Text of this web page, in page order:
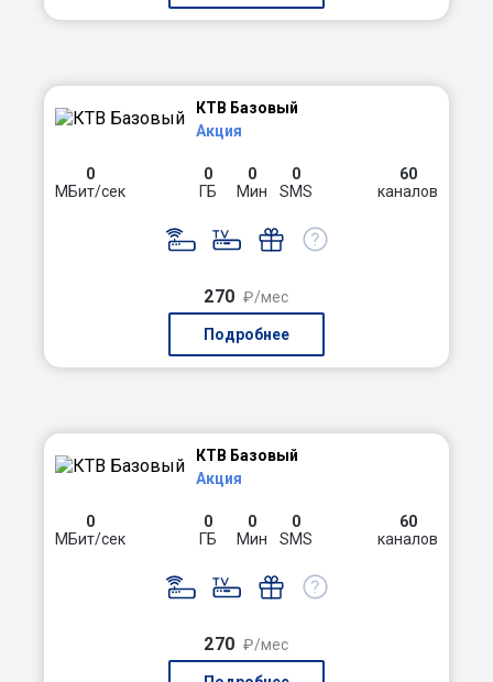
КТВ Базовый
Акция
0
МБит/сек
0
ГБ
0
Мин
0
SMS
60
каналов
270 ₽/мес
Подробнее
КТВ Базовый
Акция
0
МБит/сек
0
ГБ
0
Мин
0
SMS
60
каналов
270 ₽/мес